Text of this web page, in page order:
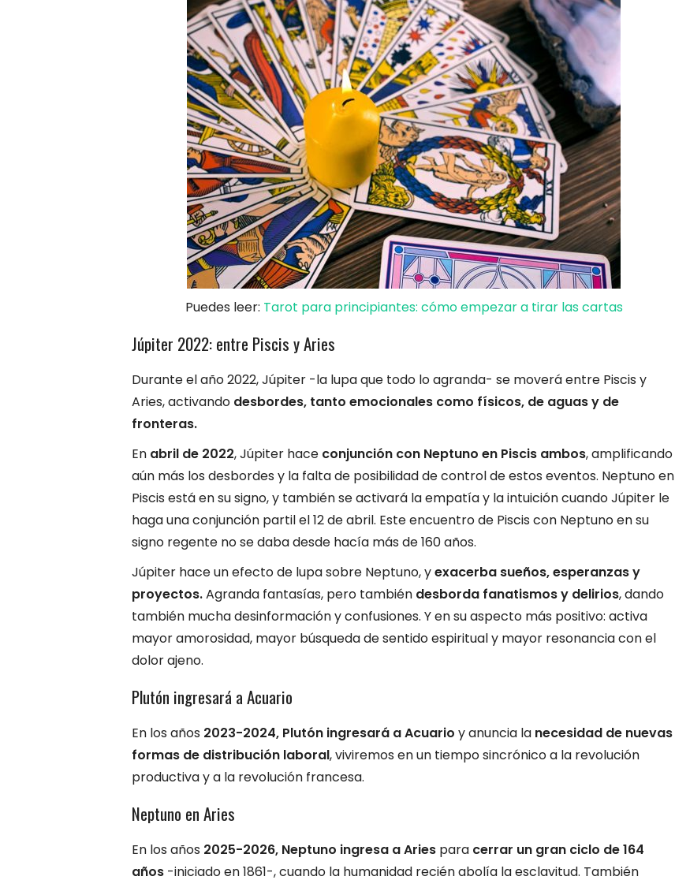
Puedes leer: Tarot para principiantes: cómo empezar a tirar las cartas
Júpiter 2022: entre Piscis y Aries
Durante el año 2022, Júpiter -la lupa que todo lo agranda- se moverá entre Piscis y
Aries, activando desbordes, tanto emocionales como físicos, de aguas y de
fronteras.
En abril de 2022, Júpiter hace conjunción con Neptuno en Piscis ambos, amplificando
aún más los desbordes y la falta de posibilidad de control de estos eventos. Neptuno en
Piscis está en su signo, y también se activará la empatía y la intuición cuando Júpiter le
haga una conjunción partil el 12 de abril. Este encuentro de Piscis con Neptuno en su
signo regente no se daba desde hacía más de 160 años.
Júpiter hace un efecto de lupa sobre Neptuno, yexacerba sueños, esperanzas y
proyectos.Agranda fantasías, pero también desborda fanatismos y delirios, dando
también mucha desinformación y confusiones. Y en su aspecto más positivo: activa
mayor amorosidad, mayor búsqueda de sentido espiritual y mayor resonancia con el
dolor ajeno.
Plutón ingresará a Acuario
En los años 2023-2024, Plutón ingresará a Acuario y anuncia la necesidad de nuevas
formas de distribución laboral, viviremos en un tiempo sincrónico a la revolución
productiva y a la revolución francesa.
Neptuno en Aries
En los años 2025-2026, Neptuno ingresa a Aries para cerrar un gran ciclo de 164
años -iniciado en 1861-, cuando la humanidad recién abolía la esclavitud. También